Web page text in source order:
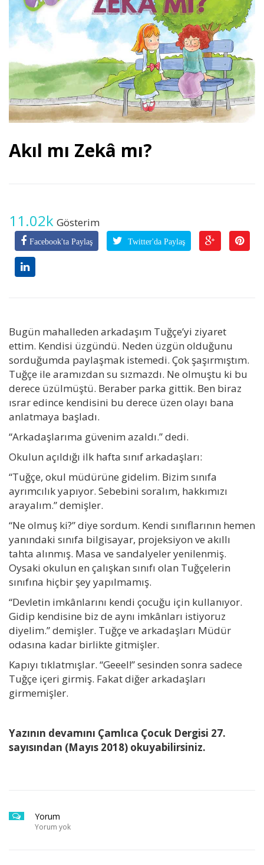
Akıl mı Zekâ mı?
11.02k Gösterim
Facebook'ta Paylaş Twitter'da Paylaş
Bugün mahalleden arkadaşım Tuğçe’yi ziyaret
ettim. Kendisi üzgündü. Neden üzgün olduğunu
sorduğumda paylaşmak istemedi. Çok şaşırmıştım.
Tuğçe ile aramızdan su sızmazdı. Ne olmuştu ki bu
derece üzülmüştü. Beraber parka gittik. Ben biraz
ısrar edince kendisini bu derece üzen olayı bana
anlatmaya başladı.
“Arkadaşlarıma güvenim azaldı.” dedi.
Okulun açıldığı ilk hafta sınıf arkadaşları:
“Tuğçe, okul müdürüne gidelim. Bizim sınıfa
ayrımcılık yapıyor. Sebebini soralım, hakkımızı
arayalım.” demişler.
“Ne olmuş ki?” diye sordum. Kendi sınıflarının hemen
yanındaki sınıfa bilgisayar, projeksiyon ve akıllı
tahta alınmış. Masa ve sandalyeler yenilenmiş.
Oysaki okulun en çalışkan sınıfı olan Tuğçelerin
sınıfına hiçbir şey yapılmamış.
“Devletin imkânlarını kendi çocuğu için kullanıyor.
Gidip kendisine biz de aynı imkânları istiyoruz
diyelim.” demişler. Tuğçe ve arkadaşları Müdür
odasına kadar birlikte gitmişler.
Kapıyı tıklatmışlar. “Geeel!” sesinden sonra sadece
Tuğçe içeri girmiş. Fakat diğer arkadaşları
girmemişler.
Yazının devamını Çamlıca Çocuk Dergisi 27.
sayısından (Mayıs 2018) okuyabilirsiniz.
Yorum
Yorum yok